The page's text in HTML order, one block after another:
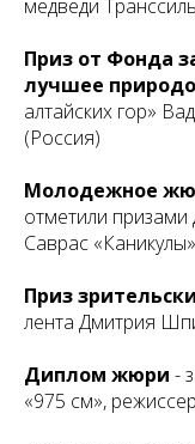
медведи
Приз от Фонда
лучшее
алтайских гор»
(Россия)
Молодежное
отметили
Саврас
Приз
лента Дмитрия
Диплом жюри -
«975 см»,